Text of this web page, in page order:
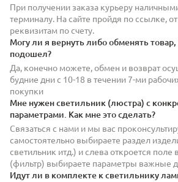
При получении заказа курьеру
терминалу. На сайте пройдя по ссылке,
реквизитам по счету.
Могу ли я вернуть либо обменять
подошел?
Да, конечно можете, обмен и возврат
будние дни с 10-18 в течении 7-ми
покупки
Мне нужен светильник (люстра) с
параметрами. Как мне это сделать?
Связаться с нами и мы вас
самостоятельно выбираете раздел
светильник итд.) и слева откроется поле
(фильтр) выбираете параметры важные
Идут ли в комплекте к светильнику